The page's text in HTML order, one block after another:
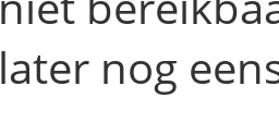
later nog